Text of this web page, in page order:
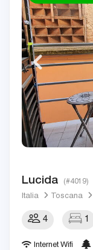
Lucida (#4019)
Italia Toscana
4 1
Internet Wifi